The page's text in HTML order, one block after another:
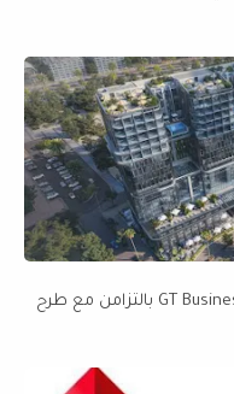
جولدن تاون تبدأ إنشاءات مشروع GT Business City بالتزامن مع طرح